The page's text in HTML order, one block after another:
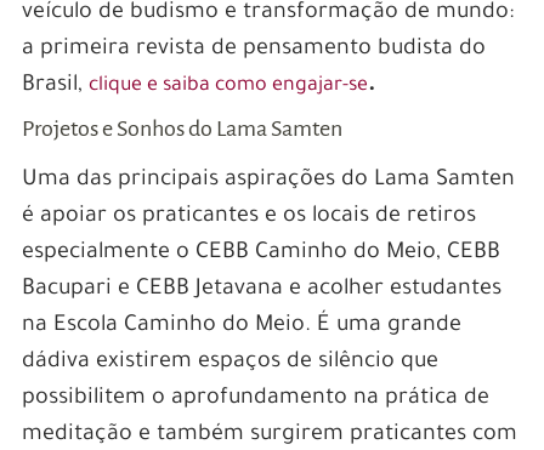
veículo de budismo e transformação de mundo:
a primeira revista de pensamento budista do
Brasil, clique e saiba como engajar-se.
Projetos e Sonhos do Lama Samten
Uma das principais aspirações do Lama Samten
é apoiar os praticantes e os locais de retiros
especialmente o CEBB Caminho do Meio, CEBB
Bacupari e CEBB Jetavana e acolher estudantes
na Escola Caminho do Meio. É uma grande
dádiva existirem espaços de silêncio que
possibilitem o aprofundamento na prática de
meditação e também surgirem praticantes com